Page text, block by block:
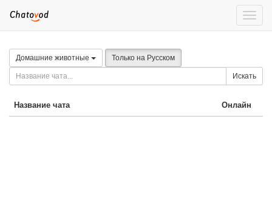
Toggle
Домашние животные Только на Русском
Искать
Название чата Онлайн